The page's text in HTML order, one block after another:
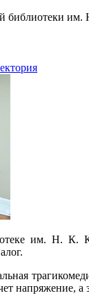
библиотеки
им. Н. К.
напряжение,